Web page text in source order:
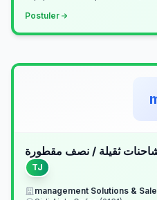
Postuler
ثقيلة / نصف مقطورة
TJ
management Solutions &